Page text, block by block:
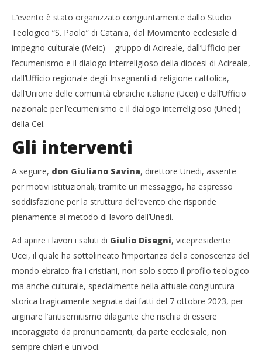
L’evento è stato organizzato congiuntamente dallo Studio
Teologico “S. Paolo” di Catania, dal Movimento ecclesiale di
impegno culturale (Meic) – gruppo di Acireale, dall’Ufficio per
l’ecumenismo e il dialogo interreligioso della diocesi di Acireale,
dall’Ufficio regionale degli Insegnanti di religione cattolica,
dall’Unione delle comunità ebraiche italiane (Ucei) e dall’Ufficio
nazionale per l’ecumenismo e il dialogo interreligioso (Unedi)
della Cei.
Gli interventi
A seguire, don Giuliano Savina, direttore Unedi, assente
per motivi istituzionali, tramite un messaggio, ha espresso
soddisfazione per la struttura dell’evento che risponde
pienamente al metodo di lavoro dell’Unedi.
Ad aprire i lavori i saluti di Giulio Disegni, vicepresidente
Ucei, il quale ha sottolineato l’importanza della conoscenza del
mondo ebraico fra i cristiani, non solo sotto il profilo teologico
ma anche culturale, specialmente nella attuale congiuntura
storica tragicamente segnata dai fatti del 7 ottobre 2023, per
arginare l’antisemitismo dilagante che rischia di essere
incoraggiato da pronunciamenti, da parte ecclesiale, non
sempre chiari e univoci.